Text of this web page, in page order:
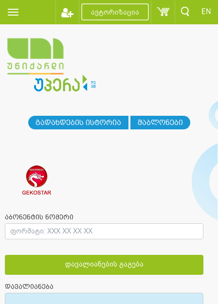
ავტორიზაცია EN
გადახდების ისტორია შაბლონები
აბონენტის ნომერი
დავალიანების გაგება
დავალიანება